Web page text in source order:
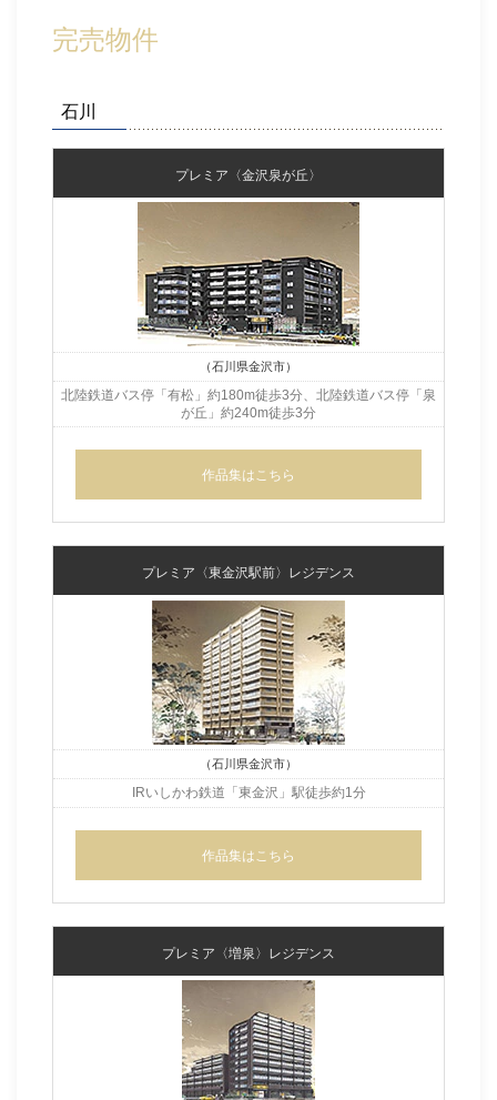
完売物件
石川
プレミア〈金沢泉が丘〉
（石川県金沢市）
北陸鉄道バス停「有松」約180m徒歩3分、北陸鉄道バス停「泉
が丘」 約240m徒歩3分
作品集はこちら
プレミア〈東金沢駅前〉レジデンス
（石川県金沢市）
IRいしかわ鉄道「東金沢」駅徒歩約1分
作品集はこちら
プレミア〈増泉〉レジデンス